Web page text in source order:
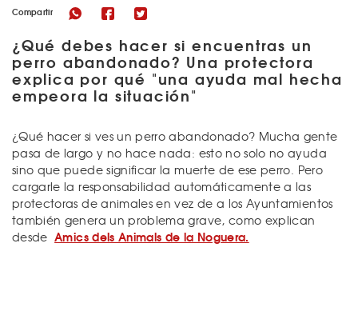
Compartir
¿Qué debes hacer si encuentras un
perro abandonado? Una protectora
explica por qué "una ayuda mal hecha
empeora la situación"
¿Qué hacer si ves un perro abandonado? Mucha gente
pasa de largo y no hace nada: esto no solo no ayuda
sino que puede significar la muerte de ese perro. Pero
cargarle la responsabilidad automáticamente a las
protectoras de animales en vez de a los Ayuntamientos
también genera un problema grave, como explican
desde Amics dels Animals de la Noguera.